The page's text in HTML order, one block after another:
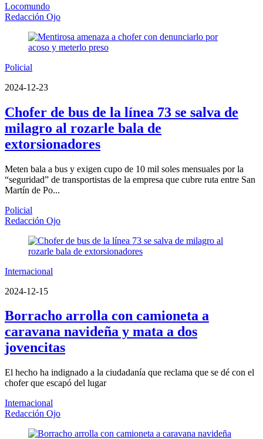
Locomundo
Redacción Ojo
Policial
2024-12-23
Chofer de bus de la línea 73 se salva de
milagro al rozarle bala de
extorsionadores
Meten bala a bus y exigen cupo de 10 mil soles mensuales por la
“seguridad” de transportistas de la empresa que cubre ruta entre San
Martín de Po...
Policial
Redacción Ojo
Internacional
2024-12-15
Borracho arrolla con camioneta a
caravana navideña y mata a dos
jovencitas
El hecho ha indignado a la ciudadanía que reclama que se dé con el
chofer que escapó del lugar
Internacional
Redacción Ojo